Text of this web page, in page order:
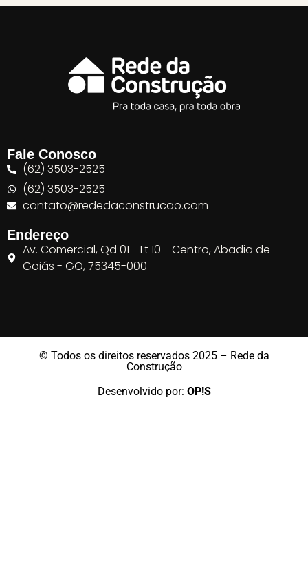
Fale Conosco
(62) 3503-2525
(62) 3503-2525
contato@rededaconstrucao.com
Endereço
Av. Comercial, Qd 01 - Lt 10 - Centro, Abadia de
Goiás - GO, 75345-000
© Todos os direitos reservados 2025 – Rede da
Construção
Desenvolvido por: OP!S